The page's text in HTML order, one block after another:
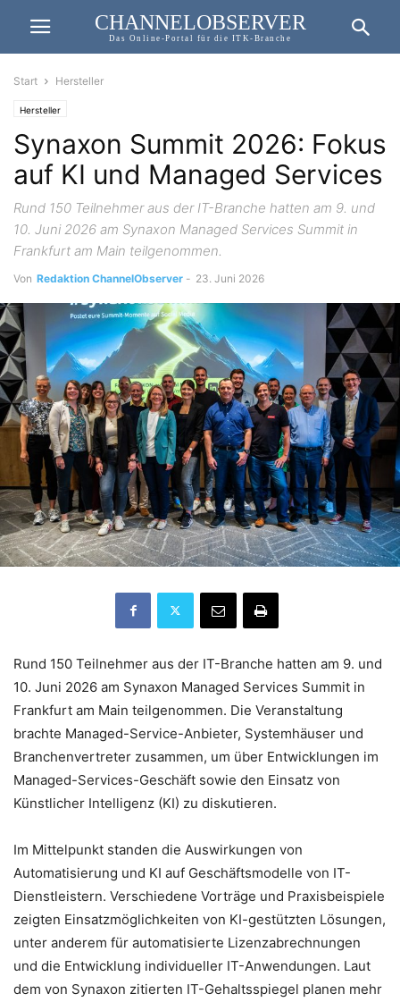
CHANNELOBSERVER
Das Online-Portal für die ITK-Branche
Start Hersteller
Hersteller
Synaxon Summit 2026: Fokus
auf KI und Managed Services
Rund 150 Teilnehmer aus der IT-Branche hatten am 9. und
10. Juni 2026 am Synaxon Managed Services Summit in
Frankfurt am Main teilgenommen.
Von Redaktion ChannelObserver - 23. Juni 2026
Rund 150 Teilnehmer aus der IT-Branche hatten am 9. und
10. Juni 2026 am Synaxon Managed Services Summit in
Frankfurt am Main teilgenommen. Die Veranstaltung
brachte Managed-Service-Anbieter, Systemhäuser und
Branchenvertreter zusammen, um über Entwicklungen im
Managed-Services-Geschäft sowie den Einsatz von
Künstlicher Intelligenz (KI) zu diskutieren.
Im Mittelpunkt standen die Auswirkungen von
Automatisierung und KI auf Geschäftsmodelle von IT-
Dienstleistern. Verschiedene Vorträge und Praxisbeispiele
zeigten Einsatzmöglichkeiten von KI-gestützten Lösungen,
unter anderem für automatisierte Lizenzabrechnungen
und die Entwicklung individueller IT-Anwendungen. Laut
dem von Synaxon zitierten IT-Gehaltsspiegel planen mehr